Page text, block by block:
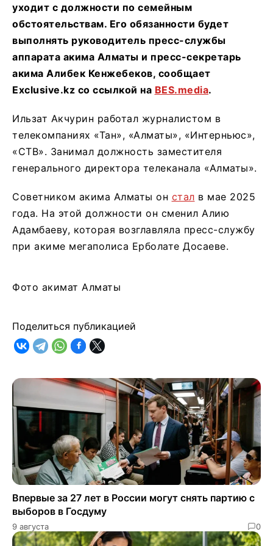
уходит с должности по семейным
обстоятельствам. Его обязанности будет
выполнять руководитель пресс-службы
аппарата акима Алматы и пресс-секретарь
акима Алибек Кенжебеков, сообщает
Exclusive.kz со ссылкой на BES.media.
Ильзат Акчурин работал журналистом в
телекомпаниях «Тан», «Алматы», «Интерньюс»,
«СТВ». Занимал должность заместителя
генерального директора телеканала «Алматы».
Советником акима Алматы он стал в мае 2025
года. На этой должности он сменил Алию
Адамбаеву, которая возглавляла пресс-службу
при акиме мегаполиса Ерболате Досаеве.
Фото акимат Алматы
Поделиться публикацией
Впервые за 27 лет в России могут снять партию с
выборов в Госдуму
9 августа 0